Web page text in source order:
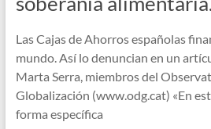
Las Cajas de Ahorros españolas
mundo. Así lo denuncian en un
Marta Serra, miembros del
Globalización (www.odg.cat) «En
forma específica